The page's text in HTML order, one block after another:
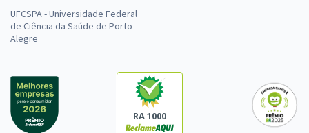
UFCSPA - Universidade Federal
de Ciência da Saúde de Porto
Alegre
RA 1000